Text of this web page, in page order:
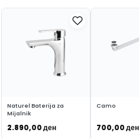
Naturel Baterija za
Mijalnik
2.890,00ден
Camo
700,00ден